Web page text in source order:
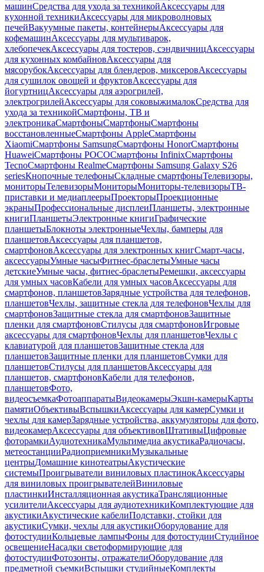
машинСредства для ухода за техникойАксессуары для
кухонной техникиАксессуары для микроволновых
печейВакуумные пакеты, контейнерыАксессуары для
кофемашинАксессуары для мультиварок,
хлебопечекАксессуары для тостеров, сэндвичницАксессуары
для кухонных комбайновАксессуары для
мясорубокАксессуары для блендеров, миксеровАксессуары
для сушилок овощей и фруктовАксессуары для
йогуртницАксессуары для аэрогрилей,
электрогрилейАксессуары для соковыжималокСредства для
ухода за техникойСмартфоны, ТВ и
электроникаСмартфоныСмартфоныСмартфоны
восстановленныеСмартфоны AppleСмартфоны
XiaomiСмартфоны SamsungСмартфоны HonorСмартфоны
HuaweiСмартфоны POCOСмартфоны InfinixСмартфоны
TecnoСмартфоны RealmeСмартфоны Samsung Galaxy S26
seriesКнопочные телефоныСкладные смартфоныТелевизоры,
мониторыТелевизорыМониторыМониторы-телевизорыТВ-
приставки и медиаплеерыПроекторыПроекционные
экраныПрофессиональные дисплеиПланшеты, электронные
книгиПланшетыЭлектронные книгиГрафические
планшетыБлокноты электронныеЧехлы, бамперы для
планшетовАксессуары для планшетов,
смартфоновАксессуары для электронных книгСмарт-часы,
аксессуарыУмные часыФитнес-браслетыУмные часы
детскиеУмные часы, фитнес-браслетыРемешки, аксессуары
для умных часовКабели для умных часовАксессуары для
смартфонов, планшетовЗарядные устройства для телефонов,
планшетовЧехлы, защитные стекла для телефоновЧехлы для
смартфоновЗащитные стекла для смартфоновЗащитные
пленки для смартфоновСтилусы для смартфоновИгровые
аксессуары для смартфоновЧехлы для планшетовЧехлы с
клавиатурой для планшетовЗащитные стекла для
планшетовЗащитные пленки для планшетовСумки для
планшетовСтилусы для планшетовАксессуары для
планшетов, смартфоновКабели для телефонов,
планшетовФото,
видеосъемкаФотоаппаратыВидеокамерыЭкшн-камерыКарты
памятиОбъективыВспышкиАксессуары для камерСумки и
чехлы для камерЗарядные устройства, аккумуляторы для фото,
видеокамерАксессуары для объективовШтативыЦифровые
фоторамкиАудиотехникаМультимедиа акустикаРадиочасы,
метеостанцииРадиоприемникиМузыкальные
центрыДомашние кинотеатрыАкустические
системыПроигрыватели виниловых пластинокАксессуары
для виниловых проигрывателейВиниловые
пластинкиИнсталляционная акустикаТрансляционные
усилителиАксессуары для аудиотехникиКомплектующие для
акустикиАкустические кабелиПодставки, стойки для
акустикиСумки, чехлы для акустикиОборудование для
фотостудииКольцевые лампыФоны для фотостудииСтудийное
освещениеНасадки светоформирующие для
фотостудииФотозонты, отражателиОборудование для
предметной съемкиВспышки студийныеКомплекты